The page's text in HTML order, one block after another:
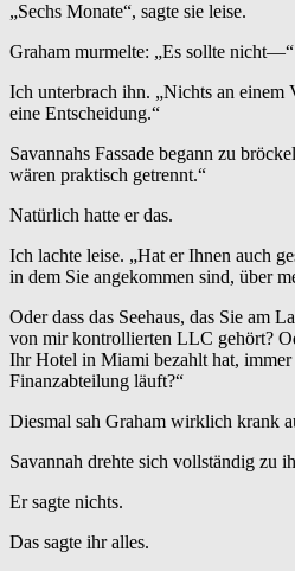
„Sechs Monate“, sagte sie leise.
Graham murmelte: „Es sollte nicht—“
Ich unterbrach ihn. „Nichts an einem
eine Entscheidung.“
Savannahs Fassade begann zu
wären praktisch getrennt.“
Natürlich hatte er das.
Ich lachte leise. „Hat er Ihnen auch
in dem Sie angekommen sind, über
Oder dass das Seehaus, das Sie am
von mir kontrollierten LLC gehört?
Ihr Hotel in Miami bezahlt hat, immer
Finanzabteilung läuft?“
Diesmal sah Graham wirklich krank
Savannah drehte sich vollständig zu
Er sagte nichts.
Das sagte ihr alles.